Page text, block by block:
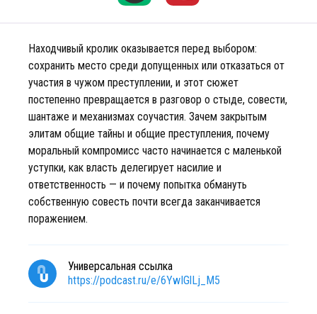
Находчивый кролик оказывается перед выбором:
сохранить место среди допущенных или отказаться от
участия в чужом преступлении, и этот сюжет
постепенно превращается в разговор о стыде, совести,
шантаже и механизмах соучастия. Зачем закрытым
элитам общие тайны и общие преступления, почему
моральный компромисс часто начинается с маленькой
уступки, как власть делегирует насилие и
ответственность — и почему попытка обмануть
собственную совесть почти всегда заканчивается
поражением.
Универсальная ссылка
https://podcast.ru/e/6YwIGlLj_M5